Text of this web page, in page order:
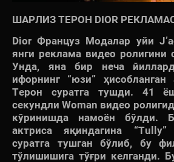
ШАРЛИЗ ТЕРОН DIOR
Dior Француз Модалар уйи
янги реклама видео ролигини
Унда, яна бир неча
ифорнинг “юзи”
Терон суратга тушди. 41
секундли Woman видео
кўринишда намоён бўлди.
актриса яқиндагина
суратга тушган бўлиб, бу
тўлишишига тўғри келганди.